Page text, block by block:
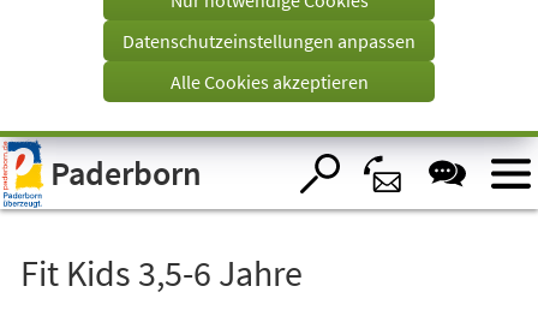
Visuelle
Assistenzsoftware
öffnen.
Tab)
Datenschutzeinstellungen anpassen
Alle Cookies akzeptieren
Paderborn
Fit Kids 3,5-6 Jahre